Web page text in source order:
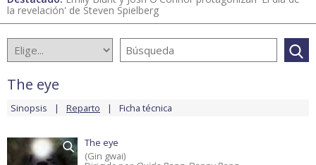
la revelación' de Steven Spielberg
The eye
Sinopsis Reparto Ficha técnica
The eye
(Gin gwai)